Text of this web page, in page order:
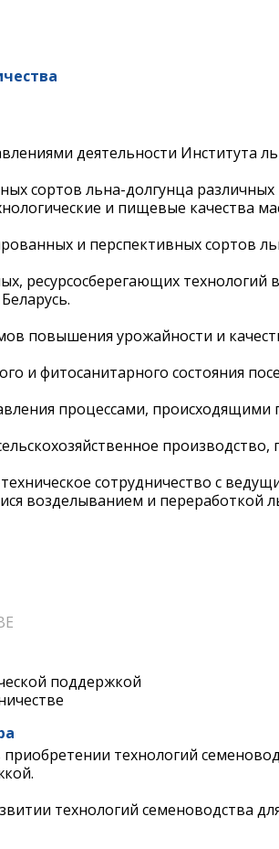
деятельности Института
сортов льна-долгунца
и пищевые качества
и перспективных сортов
ресурсосберегающих
повышения урожайности и
и фитосанитарного состояния
процессами, происходящими
сотрудничество с
возделыванием и переработкой
поддержкой
технологий
технологий семеноводства